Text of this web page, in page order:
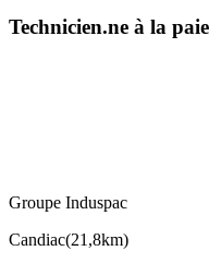
Technicien.ne à la
Groupe Induspac
Candiac(21,8km)